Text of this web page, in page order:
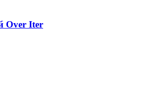
Over Iter